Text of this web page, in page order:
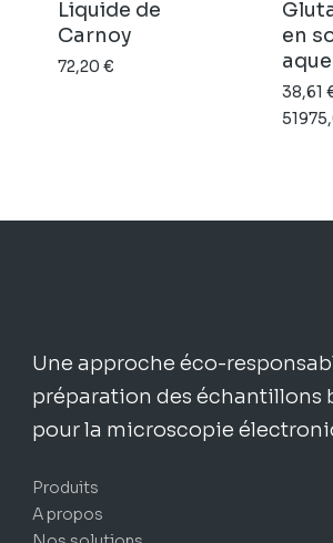
Liquide de
Carnoy
72,20 €
en
38,61
Une approche éco-
préparation des échantillons
pour la microscopie
Produits
A propos